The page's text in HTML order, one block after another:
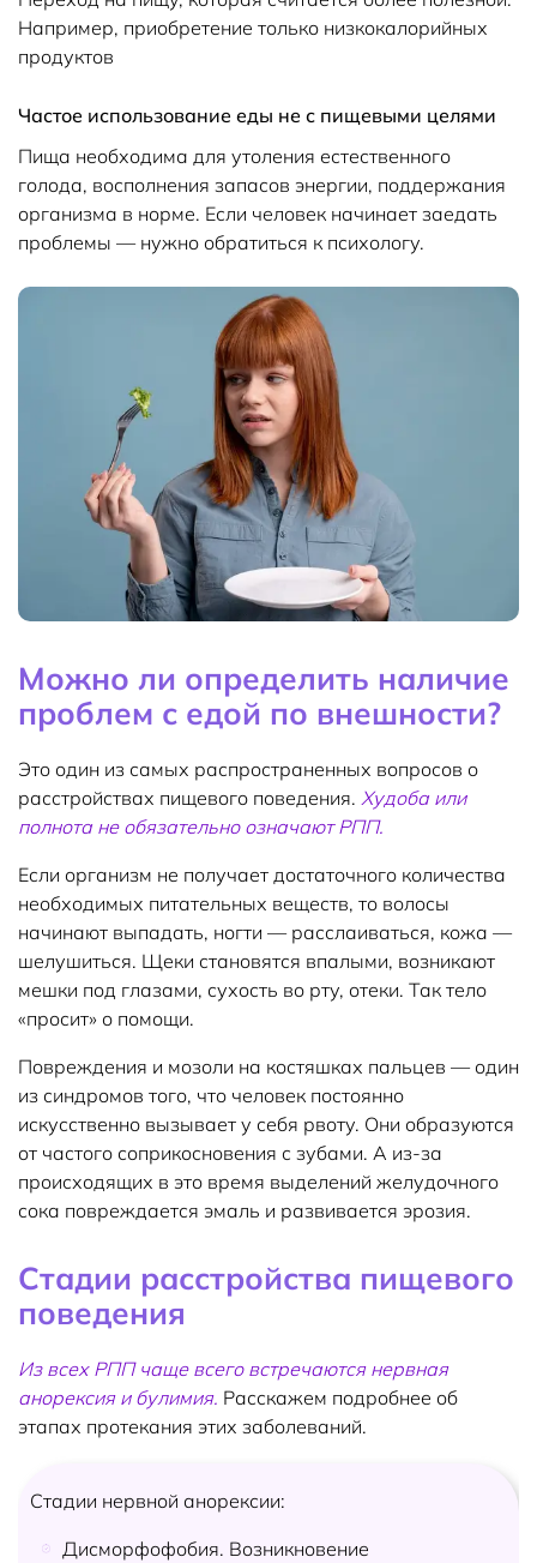
Например, приобретение только низкокалорийных
продуктов
Частое использование еды не с пищевыми целями
Пища необходима для утоления естественного
голода, восполнения запасов энергии, поддержания
организма в норме. Если человек начинает заедать
проблемы — нужно обратиться к психологу.
Можно ли определить наличие
проблем с едой по внешности?
Это один из самых распространенных вопросов о
расстройствах пищевого поведения. Худоба или
полнота не обязательно означают РПП.
Если организм не получает достаточного количества
необходимых питательных веществ, то волосы
начинают выпадать, ногти — расслаиваться, кожа —
шелушиться. Щеки становятся впалыми, возникают
мешки под глазами, сухость во рту, отеки. Так тело
«просит» о помощи.
Повреждения и мозоли на костяшках пальцев — один
из синдромов того, что человек постоянно
искусственно вызывает у себя рвоту. Они образуются
от частого соприкосновения с зубами. А из-за
происходящих в это время выделений желудочного
сока повреждается эмаль и развивается эрозия.
Стадии расстройства пищевого
поведения
Из всех РПП чаще всего встречаются нервная
анорексия и булимия. Расскажем подробнее об
этапах протекания этих заболеваний.
Стадии нервной анорексии:
Дисморфофобия. Возникновение